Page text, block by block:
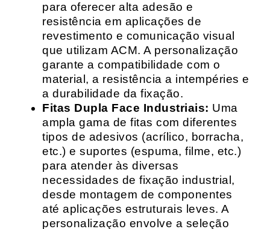
para oferecer alta adesão e
resistência em aplicações de
revestimento e comunicação visual
que utilizam ACM. A personalização
garante a compatibilidade com o
material, a resistência a intempéries e
a durabilidade da fixação.
Fitas Dupla Face Industriais: Uma
ampla gama de fitas com diferentes
tipos de adesivos (acrílico, borracha,
etc.) e suportes (espuma, filme, etc.)
para atender às diversas
necessidades de fixação industrial,
desde montagem de componentes
até aplicações estruturais leves. A
personalização envolve a seleção